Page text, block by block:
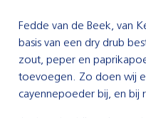
Fedde van de Beek, van
basis van een dry drub
zout, peper en
toevoegen. Zo doen wij
cayennepoeder bij, en bij